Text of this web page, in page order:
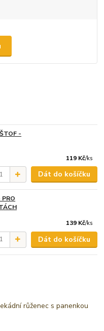
-
119 Kč/ks
Dát do košíčku
139 Kč/ks
Dát do košíčku
růženec s panenkou